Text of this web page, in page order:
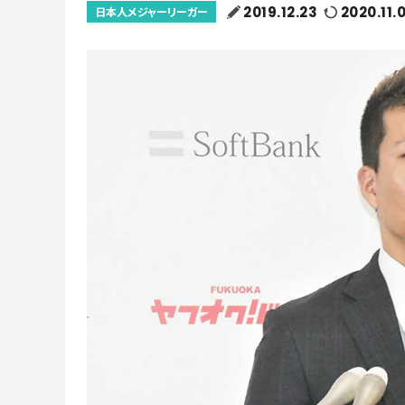
日本人メジャーリーガー 2019.12.23